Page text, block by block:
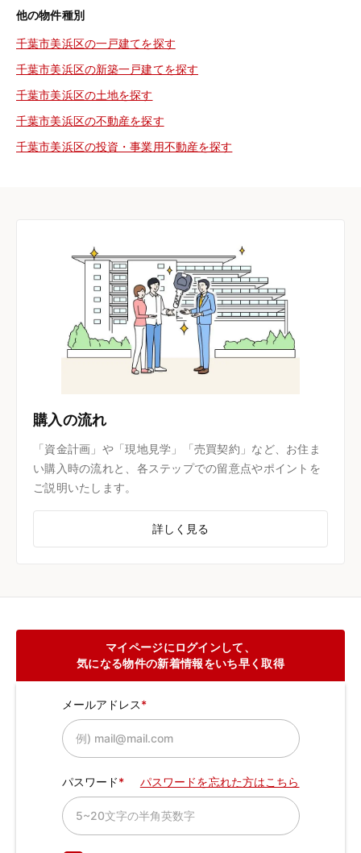
他の物件種別
千葉市美浜区の一戸建てを探す
千葉市美浜区の新築一戸建てを探す
千葉市美浜区の土地を探す
千葉市美浜区の不動産を探す
千葉市美浜区の投資・事業用不動産を探す
購入の流れ
「資金計画」や「現地見学」「売買契約」など、お住ま
い購入時の流れと、各ステップでの留意点やポイントを
ご説明いたします。
詳しく見る
マイページにログインして、
気になる物件の新着情報をいち早く取得
メールアドレス
パスワード パスワードを忘れた方はこちら